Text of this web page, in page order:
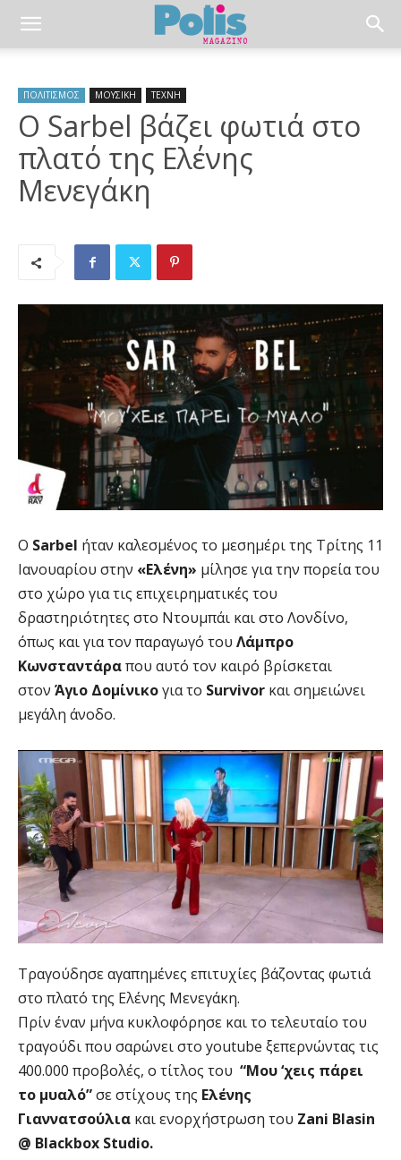
ΠΟΛΙΤΙΣΜΟΣ ΜΟΥΣΙΚΗ ΤΕΧΝΗ
Ο Sarbel βάζει φωτιά στο
πλατό της Ελένης
Mενεγάκη
Ο Sarbel ήταν καλεσμένος το μεσημέρι της Τρίτης 11
Ιανουαρίου στην «Ελένη» μίλησε για την πορεία του
στο χώρο για τις επιχειρηματικές του
δραστηριότητες στο Ντουμπάι και στο Λονδίνο,
όπως και για τον παραγωγό του Λάμπρο
Κωνσταντάραπου αυτό τον καιρό βρίσκεται
στον Άγιο Δομίνικογια το Survivor και σημειώνει
μεγάλη άνοδο.
Τραγούδησε αγαπημένες επιτυχίες βάζοντας φωτιά
στο πλατό της Ελένης Μενεγάκη.
Πρίν έναν μήνα κυκλοφόρησε και το τελευταίο του
τραγούδι που σαρώνει στο youtube ξεπερνώντας τις
400.000 προβολές, ο τίτλος του “Μου ‘χεις πάρει
το μυαλό”σε στίχους της Ελένης
Γιαννατσούλια και ενορχήστρωση του Ζani Blasin
@ Blackbox Studio.